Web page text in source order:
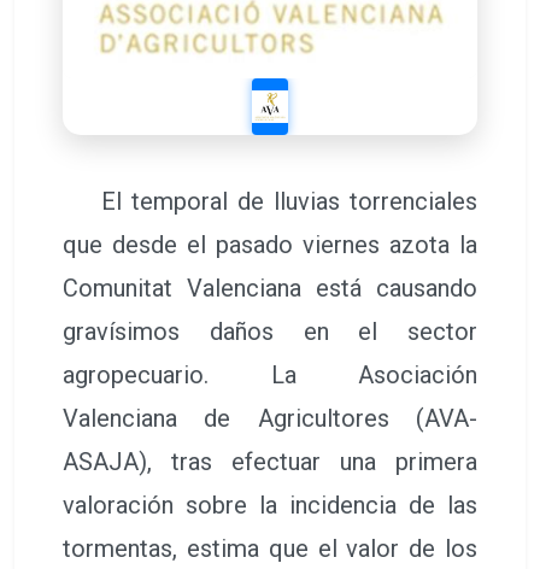
El temporal de lluvias torrenciales
que desde el pasado viernes azota la
Comunitat Valenciana está causando
gravísimos daños en el sector
agropecuario. La Asociación
Valenciana de Agricultores (AVA-
ASAJA), tras efectuar una primera
valoración sobre la incidencia de las
tormentas, estima que el valor de los